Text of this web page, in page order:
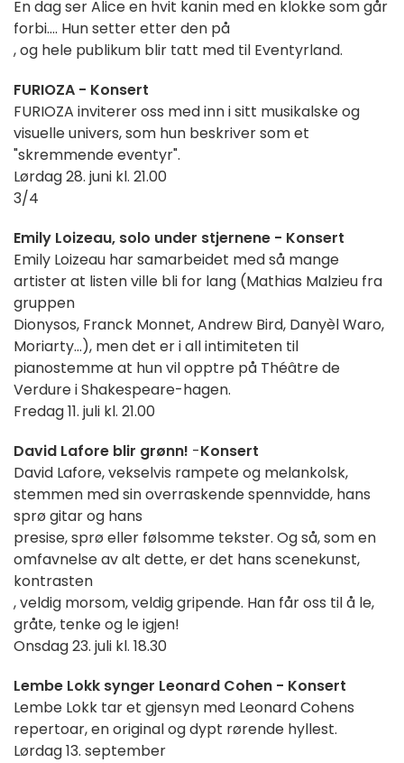
En dag ser Alice en hvit kanin med en klokke som går
forbi.... Hun setter etter den på
, og hele publikum blir tatt med til Eventyrland.
FURIOZA - Konsert
FURIOZA inviterer oss med inn i sitt musikalske og
visuelle univers, som hun beskriver som et
"skremmende eventyr".
Lørdag 28. juni kl. 21.00
3/4
Emily Loizeau, solo under stjernene - Konsert
Emily Loizeau har samarbeidet med så mange
artister at listen ville bli for lang (Mathias Malzieu fra
gruppen
Dionysos, Franck Monnet, Andrew Bird, Danyèl Waro,
Moriarty...), men det er i all intimiteten til
pianostemme at hun vil opptre på Théâtre de
Verdure i Shakespeare-hagen.
Fredag 11. juli kl. 21.00
David Lafore blir grønn! -Konsert
David Lafore, vekselvis rampete og melankolsk,
stemmen med sin overraskende spennvidde, hans
sprø gitar og hans
presise, sprø eller følsomme tekster. Og så, som en
omfavnelse av alt dette, er det hans scenekunst,
kontrasten
, veldig morsom, veldig gripende. Han får oss til å le,
gråte, tenke og le igjen!
Onsdag 23. juli kl. 18.30
Lembe Lokk synger Leonard Cohen - Konsert
Lembe Lokk tar et gjensyn med Leonard Cohens
repertoar, en original og dypt rørende hyllest.
Lørdag 13. september